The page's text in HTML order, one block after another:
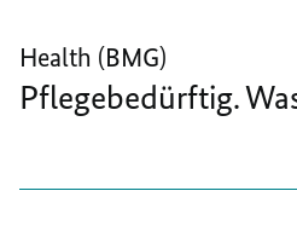
Health (BMG)
Pflegebedürftig.